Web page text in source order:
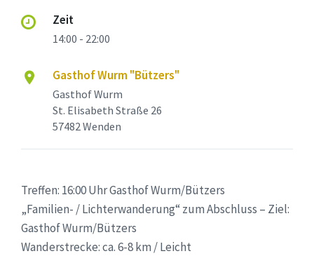
Zeit
14:00 - 22:00
Gasthof Wurm "Bützers"
Gasthof Wurm
St. Elisabeth Straße 26
57482 Wenden
Treffen: 16:00 Uhr Gasthof Wurm/Bützers
„Familien- / Lichterwanderung“ zum Abschluss – Ziel:
Gasthof Wurm/Bützers
Wanderstrecke: ca. 6-8 km / Leicht